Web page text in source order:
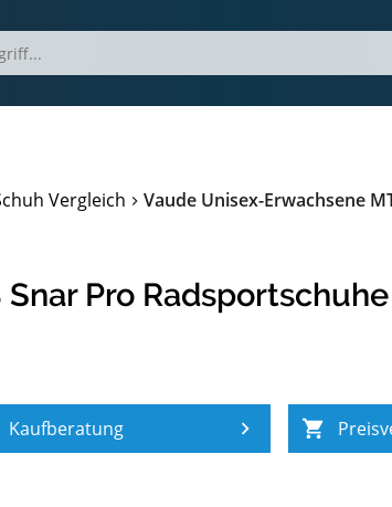
Vergleich Vaude Unisex-Erwachsene
Pro Radsportschuhe
Kaufberatung